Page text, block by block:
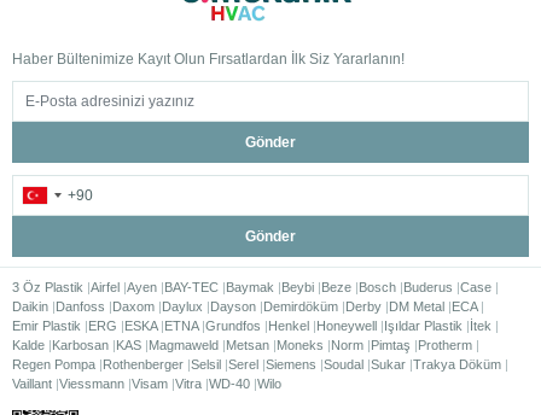
Haber Bültenimize Kayıt Olun Fırsatlardan İlk Siz Yararlanın!
Gönder
Gönder
3 Öz Plastik Airfel Ayen BAY-TEC Baymak Beybi Beze Bosch Buderus Case
Daikin Danfoss Daxom Daylux Dayson Demirdöküm Derby DM Metal ECA
Emir Plastik
ERG ESKA ETNA Grundfos Henkel Honeywell Işıldar Plastik
İtek
Kalde Karbosan KAS Magmaweld Metsan Moneks Norm Pimtaş
Protherm
Regen Pompa Rothenberger Selsil Serel Siemens Soudal Sukar Trakya Döküm
Vaillant Viessmann Visam Vitra WD-40 Wilo